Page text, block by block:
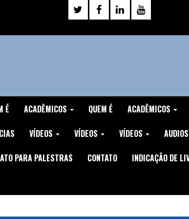
É ACADÊMICOS QUEM É ACADÊMICOS
VÍDEOS VÍDEOS VÍDEOS AUDIOS
PARA PALESTRAS CONTATO INDICAÇÃO DE